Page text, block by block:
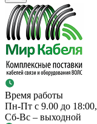
Время работы
Пн-Пт с 9.00 до 18:00,
Сб-Вс – выходной